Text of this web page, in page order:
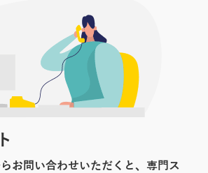
お問い合わせいただくと、専門ス